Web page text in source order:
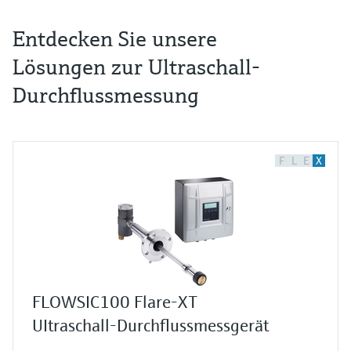
Entdecken Sie unsere
Lösungen zur Ultraschall-
Durchflussmessung
F L E X
FLOWSIC100 Flare-XT
UItraschall-Durchflussmessgerät